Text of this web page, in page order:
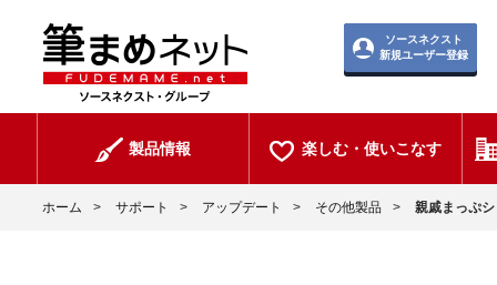
ソースネクスト
新規ユーザー登録
製品情報 楽しむ・使いこなす
ホーム > サポート > アップデート > その他製品 > 親戚まっぷ